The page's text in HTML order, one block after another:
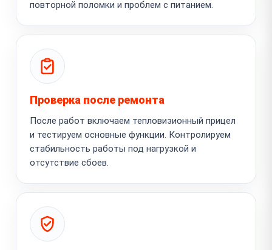
повторной поломки и проблем с питанием.
Проверка после ремонта
После работ включаем тепловизионный прицел
и тестируем основные функции. Контролируем
стабильность работы под нагрузкой и
отсутствие сбоев.